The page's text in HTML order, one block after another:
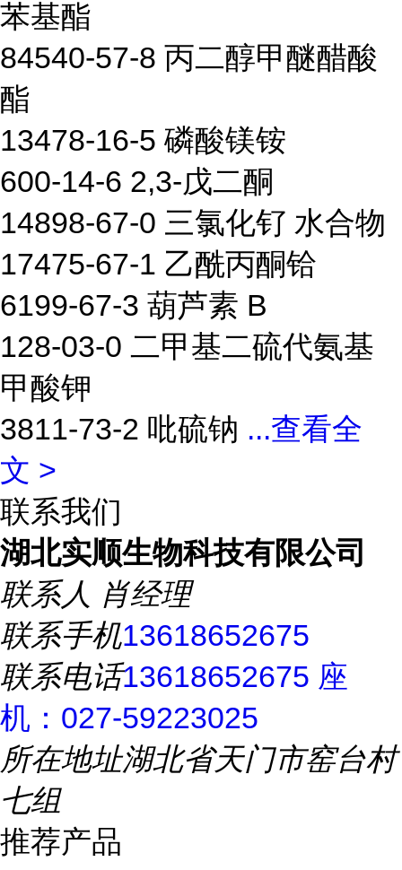
苯基酯
84540-57-8 丙二醇甲醚醋酸
酯
13478-16-5 磷酸镁铵
600-14-6 2,3-戊二酮
14898-67-0 三氯化钌 水合物
17475-67-1 乙酰丙酮铪
6199-67-3 葫芦素 B
128-03-0 二甲基二硫代氨基
甲酸钾
3811-73-2 吡硫钠 ...查看全
文 >
联系我们
湖北实顺生物科技有限公司
联系人 肖经理
联系手机13618652675
联系电话13618652675 座
机：027-59223025
所在地址湖北省天门市窑台村
七组
推荐产品